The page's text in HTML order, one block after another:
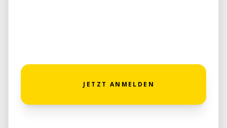
    JETZT ANMELDEN